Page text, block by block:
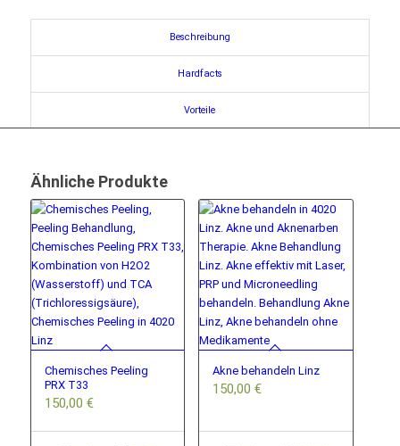
Beschreibung
Hardfacts
Vorteile
Ähnliche Produkte
Chemisches Peeling
PRX T33
150,00 €
Akne behandeln Linz
150,00€